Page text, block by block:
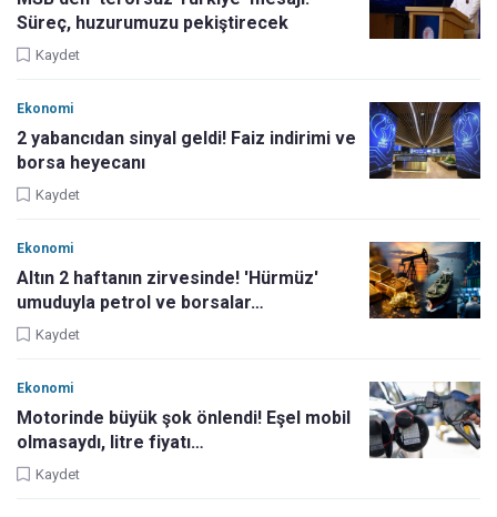
Süreç, huzurumuzu pekiştirecek
Kaydet
Ekonomi
2 yabancıdan sinyal geldi! Faiz indirimi ve
borsa heyecanı
Kaydet
Ekonomi
Altın 2 haftanın zirvesinde! 'Hürmüz'
umuduyla petrol ve borsalar…
Kaydet
Ekonomi
Motorinde büyük şok önlendi! Eşel mobil
olmasaydı, litre fiyatı…
Kaydet